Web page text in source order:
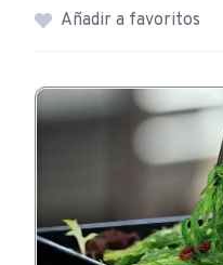
Añadir a favoritos